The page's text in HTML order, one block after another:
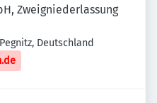
Zweigniederlassung
Deutschland